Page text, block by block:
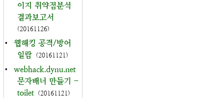
이지 취약점분석
결과보고서
(20161126)
•
웹해킹 공격/방어
일람 (20161121)
•
webhack.dynu.net
문자배너 만들기 -
toilet (20161121)